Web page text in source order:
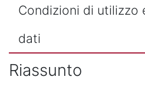
Condizioni di utilizzo
dati
Riassunto